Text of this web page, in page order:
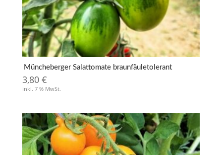
Müncheberger Salattomate braunfäuletolerant
3,80 €
inkl. 7 % MwSt.